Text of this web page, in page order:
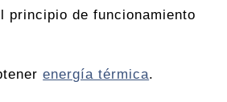
de funcionamiento
energía térmica.